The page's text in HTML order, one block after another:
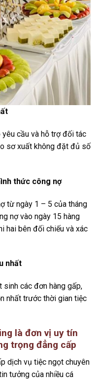
cầu và hỗ trợ đối tác
sơ xuất không đặt đủ số
thức công nợ
từ ngày 1 – 5 của tháng
nợ vào ngày 15 hàng
hai bên đối chiếu và xác
nhất
sinh các đơn hàng gấp,
nhất trước thời gian tiệc
là đơn vị uy tín
trọng đẳng cấp
dịch vụ tiệc ngọt chuyên
tưởng của nhiều cá